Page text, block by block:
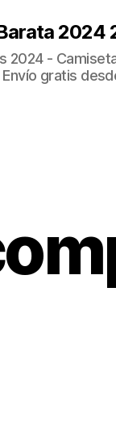
2024
2024 -
gratis